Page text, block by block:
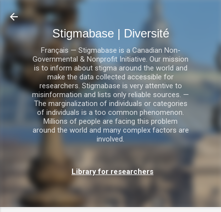
Stigmabase | Diversité
Français — Stigmabase is a Canadian Non-
Governmental & Nonprofit Initiative. Our mission
is to inform about stigma around the world and
make the data collected accessible for
researchers. Stigmabase is very attentive to
misinformation and lists only reliable sources. —
The marginalization of individuals or categories
of individuals is a too common phenomenon.
Millions of people are facing this problem
around the world and many complex factors are
involved.
Library for researchers